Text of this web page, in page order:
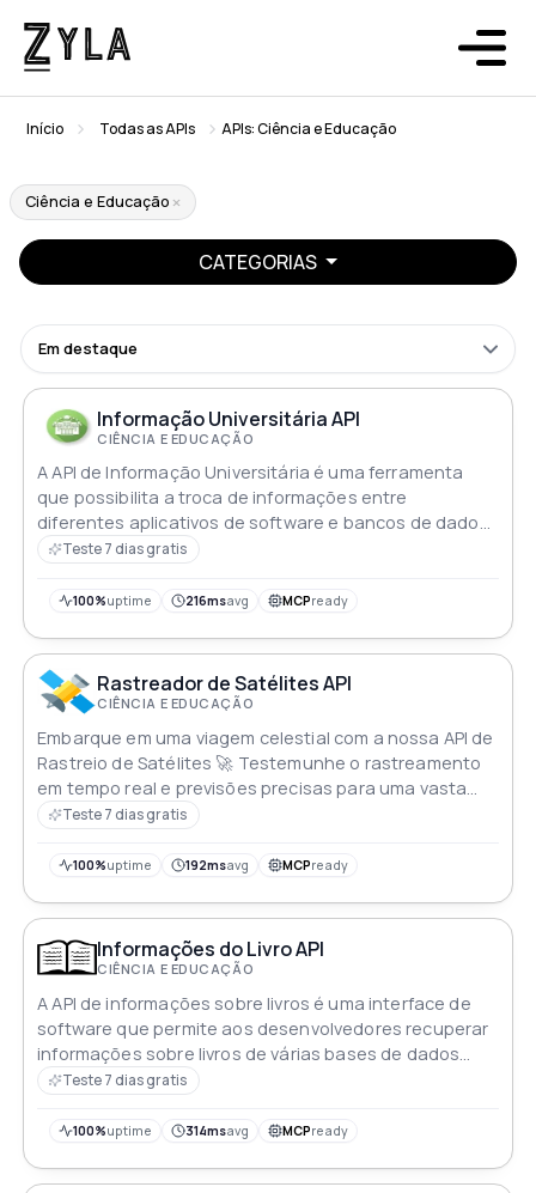
Início Todas as APIs APIs: Ciência e Educação
Ciência e Educação
CATEGORIAS
Em destaque
Informação Universitária API
CIÊNCIA E EDUCAÇÃO
A API de Informação Universitária é uma ferramenta
que possibilita a troca de informações entre
diferentes aplicativos de software e bancos de dados
relacionados ao ensino superior
Teste 7 dias gratis
100%uptime 216msavg MCPready
Rastreador de Satélites API
CIÊNCIA E EDUCAÇÃO
Embarque em uma viagem celestial com a nossa API de
Rastreio de Satélites 🚀 Testemunhe o rastreamento
em tempo real e previsões precisas para uma vasta
gama de satélites incluindo a impressionante Estação
Hubble Descubra o cosmos como nunca antes com
Teste 7 dias gratis
100%uptime 192msavg MCPready
Informações do Livro API
CIÊNCIA E EDUCAÇÃO
A API de informações sobre livros é uma interface de
software que permite aos desenvolvedores recuperar
informações sobre livros de várias bases de dados
como catálogos de bibliotecas
Teste 7 dias gratis
100%uptime 314msavg MCPready